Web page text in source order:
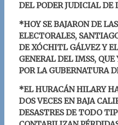
DEL PODER JUDICIAL DE
*HOY SE BAJARON DE
ELECTORALES,
DE XÓCHITL GÁLVEZ Y
GENERAL DEL IMSS,
POR LA GUBERNATURA
*EL HURACÁN HILARY
DOS VECES EN BAJA
DESASTRES DE TODO